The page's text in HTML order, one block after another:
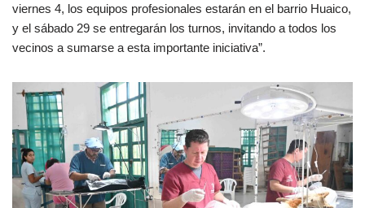
viernes 4, los equipos profesionales estarán en el barrio Huaico,
y el sábado 29 se entregarán los turnos, invitando a todos los
vecinos a sumarse a esta importante iniciativa”.